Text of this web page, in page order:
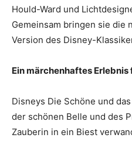
Hould-Ward und
Gemeinsam bringen sie die
Version des Disney-
Ein märchenhaftes
Disneys Die Schöne und
der schönen Belle und des
Zauberin in ein Biest